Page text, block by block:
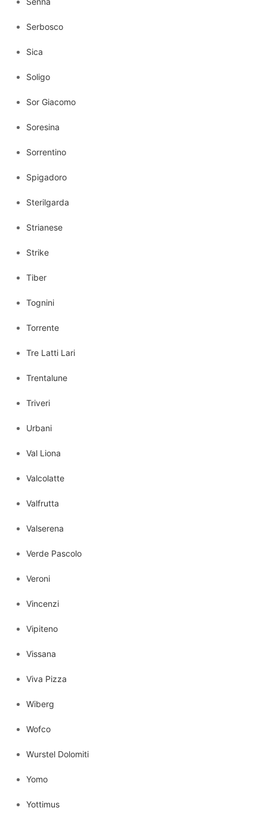
Serbosco
Sica
Soligo
Sor Giacomo
Soresina
Sorrentino
Spigadoro
Sterilgarda
Strianese
Strike
Tiber
Tognini
Torrente
Tre Latti Lari
Trentalune
Triveri
Urbani
Val Liona
Valcolatte
Valfrutta
Valserena
Verde Pascolo
Veroni
Vincenzi
Vipiteno
Vissana
Viva Pizza
Wiberg
Wofco
Wurstel Dolomiti
Yomo
Yottimus